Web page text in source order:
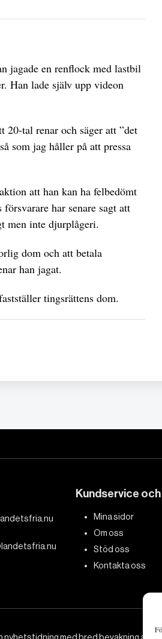
jagade en renflock med lastbil
Han lade själv upp videon
20-tal renar och säger att ”det
som jag håller på att pressa
att han kan ha felbedömt
har senare sagt att
men inte djurplågeri.
dom och att betala
han jagat.
tingsrättens dom.
Kundservice
Mina sidor
Om oss
Stöd oss
Kontakta oss